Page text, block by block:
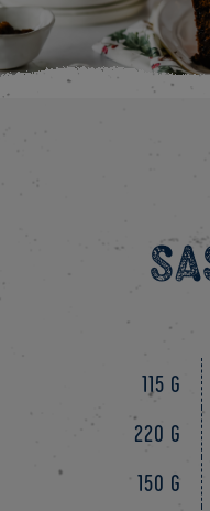
115 g
220 g
150 g